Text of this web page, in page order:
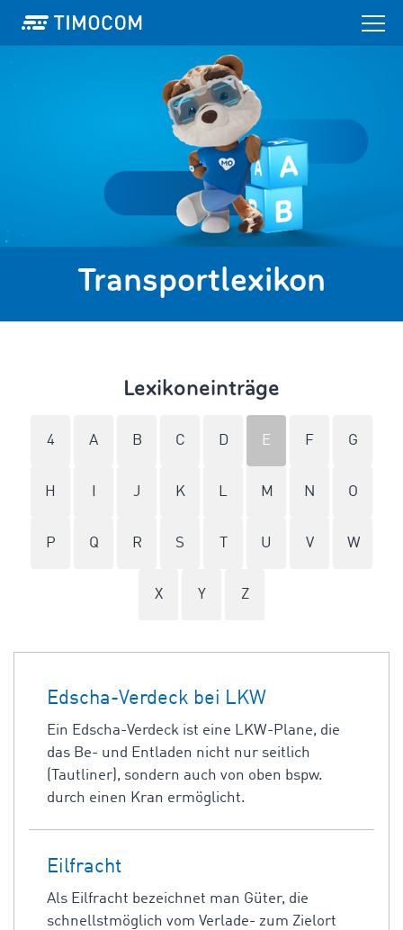
Transportlexikon
Lexikoneinträge
4 A B C D E F G
H J K L M N O
P Q R S U V W
X Y Z
Edscha-Verdeck bei LKW
Ein Edscha-Verdeck ist eine LKW-Plane, die
das Be- und Entladen nicht nur seitlich
(Tautliner), sondern auch von oben bspw.
durch einen Kran ermöglicht.
Eilfracht
Als Eilfracht bezeichnet man Güter, die
schnellstmöglich vom Verlade- zum Zielort